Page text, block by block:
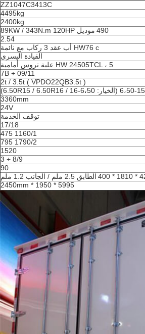
ZZ1047C3413C
4495kg
2400kg
490 موديل 89KW / 343N.m 120HP
2.54
HW76 c أب عقد 3 ركاب مع نائمة
القيادة اليسرى
HW 24505TCL ، 5 علبة تروس أمامية
09/11 + 7B
2t / 3.5t ( VPDO22QB3.5t )
6،50-15 (الخيار: 6،50-16 / 6.50R15 / 6.50R16)
3360mm
24V
توقف الخدمة
17/18
1160/1
475
1790/2
795
1520
8/9 + 3
90
الطابق 2.5 ملم / الجانب 1.2 ملم
5995 * 1950 * 2450mm